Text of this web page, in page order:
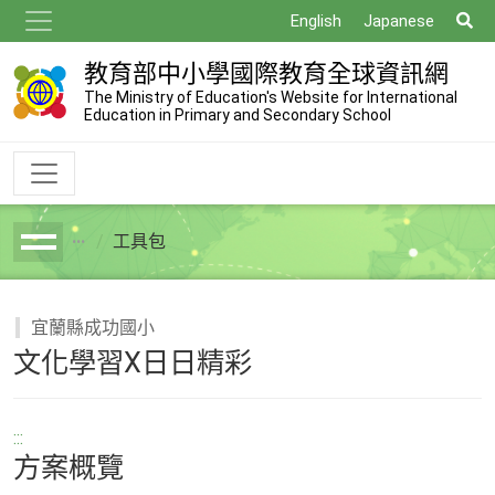
到
主
要
內
English Japanese
尋
教育部中小學國際教育全球資訊網
The Ministry of Education's Website for International
Education in Primary and Secondary School
breadcrumb工具包
宜蘭縣成功國小
文化學習X日日精彩
:::
方案概覽